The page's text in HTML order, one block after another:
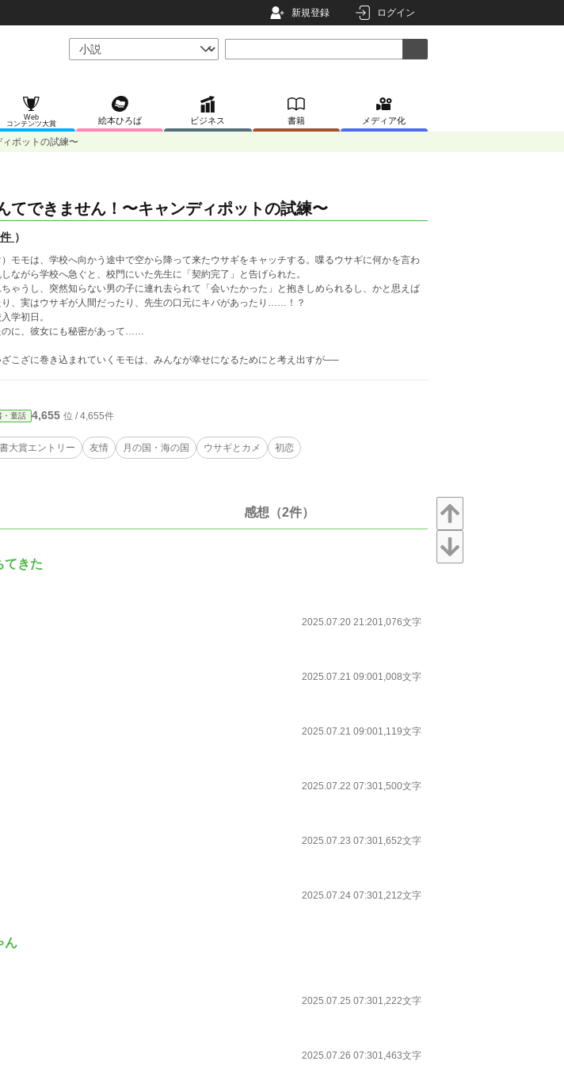
新規登録 ログイン
Web
コンテンツ大賞
絵本ひろば ビジネス 書籍 メディア化
ポットの試練〜
てできません！〜キャンディポットの試練〜
）
モモは、学校へ向かう途中で空から降って来たウサギをキャッチする。喋るウサギに何かを言わ
ながら学校へ急ぐと、校門にいた先生に「契約完了」と告げられた。
ゃうし、突然知らない男の子に連れ去られて「会いたかった」と抱きしめられるし、かと思えば
り、実はウサギが人間だったり、先生の口元にキバがあったり……！？
学初日。
に、彼女にも秘密があって……
こざに巻き込まれていくモモは、みんなが幸せになるためにと考え出すが──
・童話 4,655 位 / 4,655件
大賞エントリー 友情 月の国・海の国 ウサギとカメ 初恋
感想（2件）
きた
2025.07.20 21:201,076文字
2025.07.21 09:001,008文字
2025.07.21 09:001,119文字
2025.07.22 07:301,500文字
2025.07.23 07:301,652文字
2025.07.24 07:301,212文字
ん
2025.07.25 07:301,222文字
2025.07.26 07:301,463文字